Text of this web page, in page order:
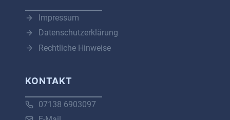
Impressum
Datenschutzerklärung
Rechtliche Hinweise
KONTAKT
07138 6903097